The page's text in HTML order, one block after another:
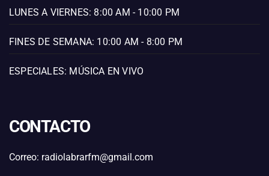
LUNES A VIERNES: 8:00 AM - 10:00 PM
FINES DE SEMANA: 10:00 AM - 8:00 PM
ESPECIALES: MÚSICA EN VIVO
CONTACTO
Correo: radiolabrarfm@gmail.com